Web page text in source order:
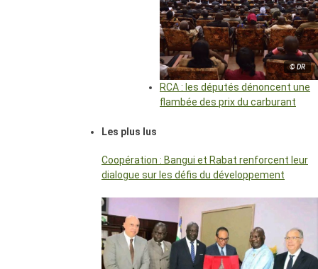
© DR
RCA : les députés dénoncent une
flambée des prix du carburant
Les plus lus
Coopération : Bangui et Rabat renforcent leur
dialogue sur les défis du développement